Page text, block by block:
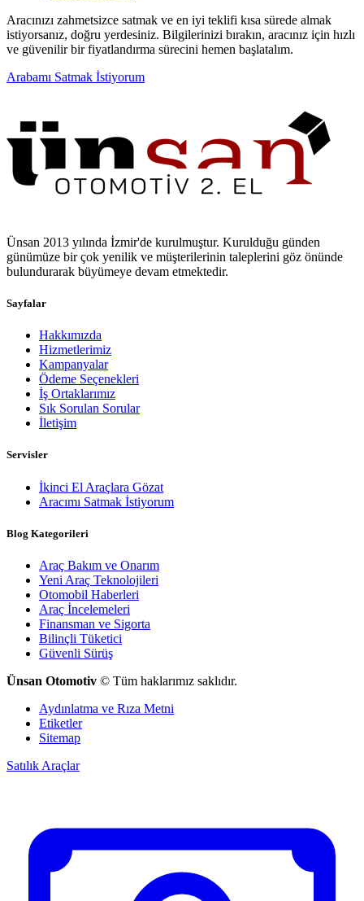
Aracınızı zahmetsizce satmak ve en iyi teklifi kısa sürede almak
istiyorsanız, doğru yerdesiniz. Bilgilerinizi bırakın, aracınız için hızlı
ve güvenilir bir fiyatlandırma sürecini hemen başlatalım.
Arabamı Satmak İstiyorum
Ünsan 2013 yılında İzmir'de kurulmuştur. Kurulduğu günden
günümüze bir çok yenilik ve müşterilerinin taleplerini göz önünde
bulundurarak büyümeye devam etmektedir.
Sayfalar
Hakkımızda
Hizmetlerimiz
Kampanyalar
Ödeme Seçenekleri
İş Ortaklarımız
Sık Sorulan Sorular
İletişim
Servisler
İkinci El Araçlara Gözat
Aracımı Satmak İstiyorum
Blog Kategorileri
Araç Bakım ve Onarım
Yeni Araç Teknolojileri
Otomobil Haberleri
Araç İncelemeleri
Finansman ve Sigorta
Bilinçli Tüketici
Güvenli Sürüş
Ünsan Otomotiv © Tüm haklarımız saklıdır.
Aydınlatma ve Rıza Metni
Etiketler
Sitemap
Satılık Araçlar